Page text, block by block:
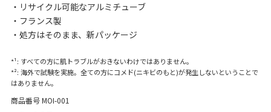
リサイクル可能なアルミチューブ
フランス製
処方はそのまま、新パッケージ
*¹: すべての方に肌トラブルがおきないわけではありません。
*²: 海外で試験を実施。全ての方にコメド(ニキビのもと)が発生しないということで
はありません。
商品番号MOI-001